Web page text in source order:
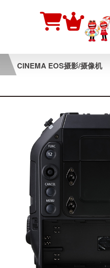
CINEMA EOS摄影/摄像机